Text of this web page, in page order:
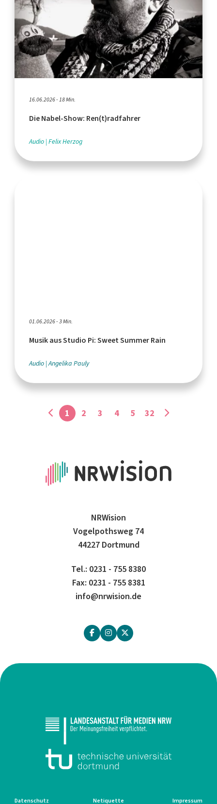
16.06.2026 - 18 Min.
Die Nabel-Show: Ren(t)radfahrer
Audio Felix Herzog
01.06.2026 - 3 Min.
Musik aus Studio Pi: Sweet Summer Rain
Audio Angelika Pauly
1 2 3 4 5 32
NRWision
Vogelpothsweg 74
44227 Dortmund
Tel.: 0231 - 755 8380
Fax: 0231 - 755 8381
info@nrwision.de
Datenschutz Netiquette Impressum